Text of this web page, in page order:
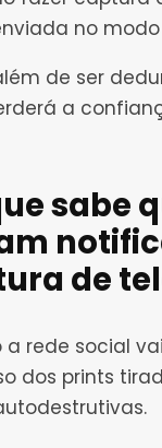
no
de ser
a
sabe
de
a rede social
dos prints